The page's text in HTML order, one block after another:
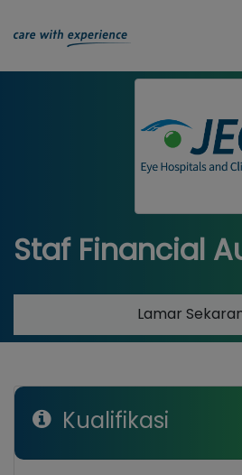
Staf Financial
Lamar
Kualifikasi